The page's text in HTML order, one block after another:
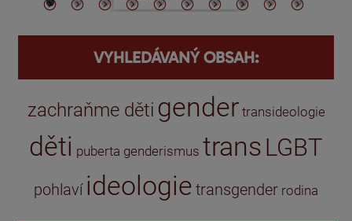
VYHLEDÁVANÝ OBSAH:
zachraňme děti gender transideologie
děti puberta genderismus trans LGBT
pohlaví ideologie transgender rodina